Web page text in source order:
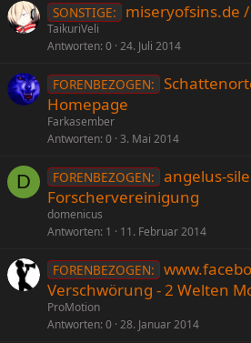
SONSTIGE: miseryofsins.de
TaikuriVeli
Antworten 0 24. Juli 2014
FORENBEZOGEN:
Homepage
Farkasember
Antworten 0 3. Mai 2014
D FORENBEZOGEN: angelus-
Forschervereinigung
domenicus
Antworten 1 11. Februar 2014
FORENBEZOGEN:
Verschwörung - 2 Welten
ProMotion
Antworten 0 28. Januar 2014